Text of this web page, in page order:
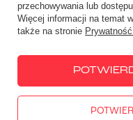
W sklepie prezentujemy
przechowywania lub
Więcej informacji na temat
także na stronie